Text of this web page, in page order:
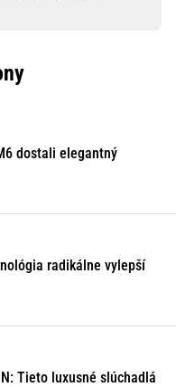
dostali elegantný
radikálne vylepší
Tieto luxusné slúchadlá